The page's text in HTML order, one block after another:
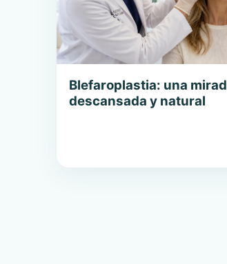
Blefaroplastia: una
descansada y natural